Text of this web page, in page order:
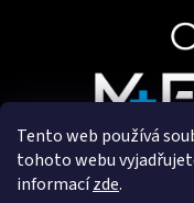
Tento web používá
tohoto webu
informacízde.
Copyright 2025
Vytvořil a